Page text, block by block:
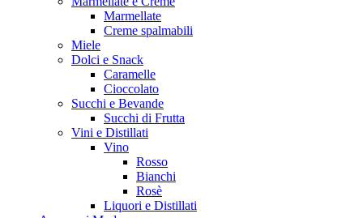
Marmellate
Creme spalmabili
Miele
Dolci e Snack
Caramelle
Cioccolato
Succhi e Bevande
Succhi di Frutta
Vini e Distillati
Vino
Rosso
Bianchi
Rosè
Liquori e Distillati